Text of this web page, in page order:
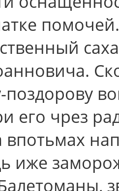
помочей.
поздорову
его чрез
иже